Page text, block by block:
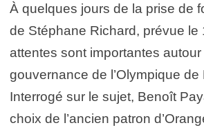
À quelques jours de la prise de
de Stéphane Richard, prévue le
attentes sont importantes
gouvernance de l’Olympique de
Interrogé sur le sujet, Benoît
choix de l’ancien patron